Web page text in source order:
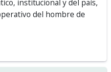
institucional y del país,
del hombre de